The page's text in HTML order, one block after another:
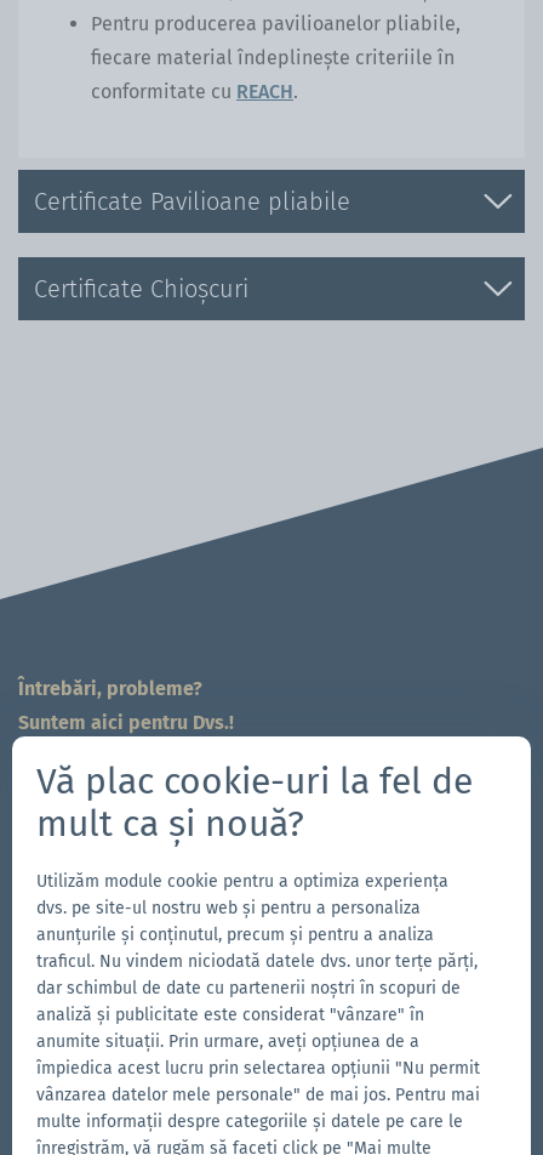
Pentru producerea pavilioanelor pliabile,
fiecare material îndeplinește criteriile în
conformitate cu REACH.
Certificate Pavilioane pliabile
Certificate Chioșcuri
Întrebări, probleme?
Suntem aici pentru Dvs.!
sales.east@zingerle.group
Accesează
pagina
noastră
Facebook
Accesează
pagina
noastră
de
Instagram
Urmărește-
ne
pe
YouTube
Accesează
pagina
noastră
de
LinkedIn
Alte mărci ale Zingerle Group
Accesează
site-
ul
Ecotent
Accesează
site-
ul
Aerise
Accesează
site-
Vă plac cookie-uri la fel de
mult ca și nouă?
Utilizăm module cookie pentru a optimiza experiența
dvs. pe site-ul nostru web și pentru a personaliza
anunțurile și conținutul, precum și pentru a analiza
traficul. Nu vindem niciodată datele dvs. unor terțe părți,
dar schimbul de date cu partenerii noștri în scopuri de
analiză și publicitate este considerat "vânzare" în
anumite situații. Prin urmare, aveți opțiunea de a
împiedica acest lucru prin selectarea opțiunii "Nu permit
vânzarea datelor mele personale" de mai jos. Pentru mai
multe informații despre categoriile și datele pe care le
înregistrăm, vă rugăm să faceți click pe "Mai multe